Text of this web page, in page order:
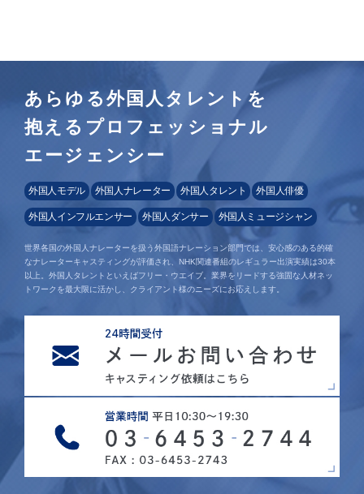
あらゆる外国人タレントを
抱えるプロフェッショナル
エージェンシー
外国人モデル 外国人ナレーター 外国人タレント 外国人俳優
外国人インフルエンサー 外国人ダンサー 外国人ミュージシャン
世界各国の外国人ナレーターを扱う外国語ナレーション部門では、安心感のある的確
なナレーターキャスティングが評価され、NHK関連番組のレギュラー出演実績は30本
以上。外国人タレントといえばフリー・ウエイブ。業界をリードする強固な人材ネッ
トワークを最大限に活かし、クライアント様のニーズにお応えします。